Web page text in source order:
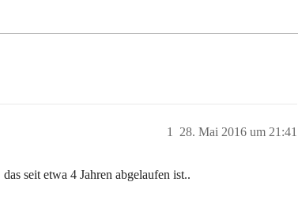
28. Mai 2016 um 21:41
1
seit etwa 4 Jahren abgelaufen ist..